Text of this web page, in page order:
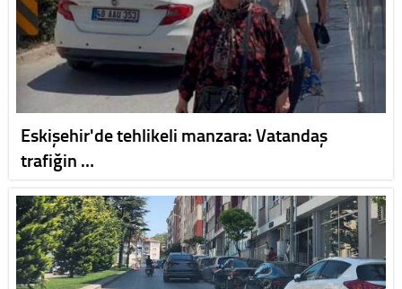
Eskişehir'de tehlikeli manzara: Vatandaş
trafiğin …